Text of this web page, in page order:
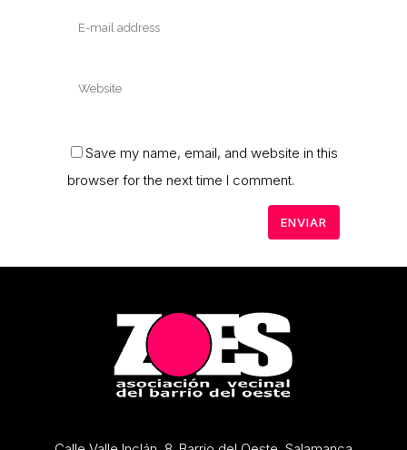
Save my name, email, and website in this
browser for the next time I comment.